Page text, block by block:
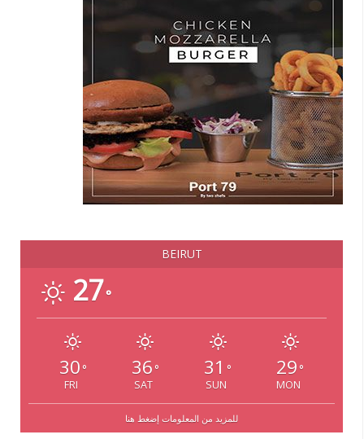
BEIRUT
27°
30 °
FRI
36 °
SAT
31 °
SUN
29 °
MON
للمزيد من المعلومات إضغط هنا